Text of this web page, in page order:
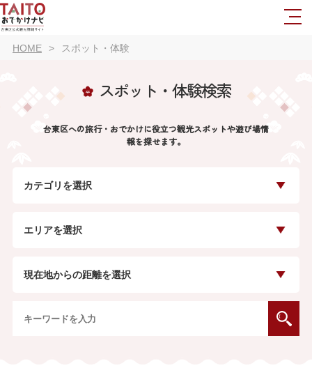
HOME スポット・体験
スポット・体験検索
台東区への旅行・おでかけに役立つ観光スポットや遊び場情
報を探せます。
カテゴリを選択
エリアを選択
現在地からの距離を選択